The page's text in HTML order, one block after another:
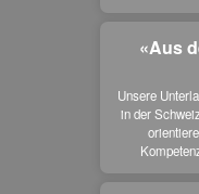
«Aus
Unsere
in der